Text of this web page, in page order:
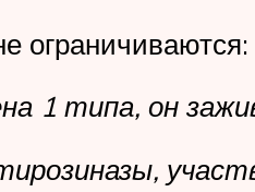
ограничиваются:
1 типа, он